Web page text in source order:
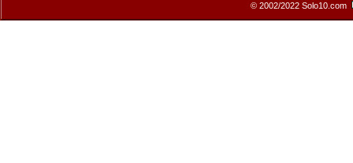
© 2002/2022 Solo10.com